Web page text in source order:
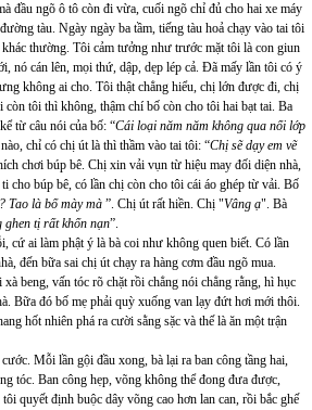
đầu ngõ ô tô còn đi vừa, cuối ngõ chỉ đủ cho hai xe máy
tàu. Ngày ngày ba tầm, tiếng tàu hoả chạy vào tai tôi
thường. Tôi cảm tưởng như trước mặt tôi là con giun
nó cán lên, mọi thứ, dập, dẹp lép cả. Đã mấy lần tôi có ý
không ai cho. Tôi thật chẳng hiểu, chị lớn được đi, chị
tôi thì không, thậm chí bố còn cho tôi hai bạt tai. Ba
từ câu nói của bố: “Cái loại năm năm không qua nổi lớp
chỉ có chị út là thì thầm vào tai tôi: “Chị sẽ dạy em vẽ
chơi búp bê. Chị xin vải vụn từ hiệu may đối diện nhà,
cho búp bê, có lần chị còn cho tôi cái áo ghép từ vải. Bố
Tao là bố mày mà ”. Chị út rất hiền. Chị "Vâng ạ". Bà
ghen tị rất khốn nạn”.
cứ ai làm phật ý là bà coi như không quen biết. Có lần
đến bữa sai chị út chạy ra hàng cơm đầu ngõ mua.
beng, vấn tóc rõ chặt rồi chẳng nói chẳng rằng, hì hục
Bữa đó bố mẹ phải quỳ xuống van lạy đứt hơi mới thôi.
hốt nhiên phá ra cười sằng sặc và thế là ăn một trận
Mỗi lần gội đầu xong, bà lại ra ban công tầng hai,
tóc. Ban công hẹp, võng không thể đong đưa được,
quyết định buộc dây võng cao hơn lan can, rồi bắc ghế